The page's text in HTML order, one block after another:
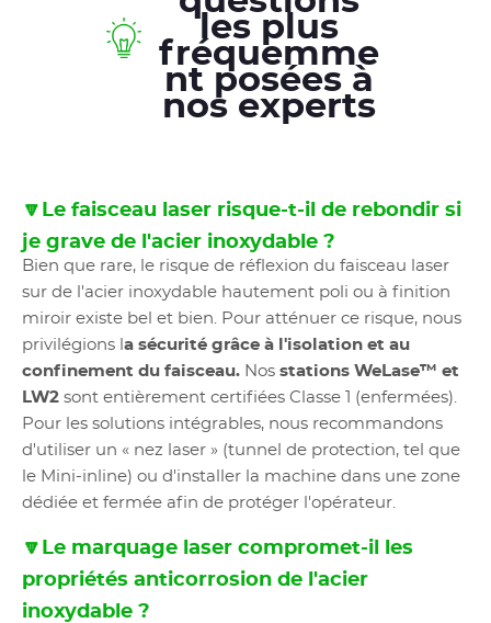
les plus
fréquemme
nt posées à
nos experts
🔽Le faisceau laser risque-t-il de rebondir si
je grave de l'acier inoxydable ?
Bien que rare, le risque de réflexion du faisceau laser
sur de l'acier inoxydable hautement poli ou à finition
miroir existe bel et bien. Pour atténuer ce risque, nous
privilégions l a sécurité grâce à l'isolation et au
confinement du faisceau. Nos stations WeLase™ et
LW2 sont entièrement certifiées Classe 1 (enfermées).
Pour les solutions intégrables, nous recommandons
d'utiliser un « nez laser » (tunnel de protection, tel que
le Mini-inline) ou d'installer la machine dans une zone
dédiée et fermée afin de protéger l'opérateur.
🔽Le marquage laser compromet-il les
propriétés anticorrosion de l'acier
inoxydable ?